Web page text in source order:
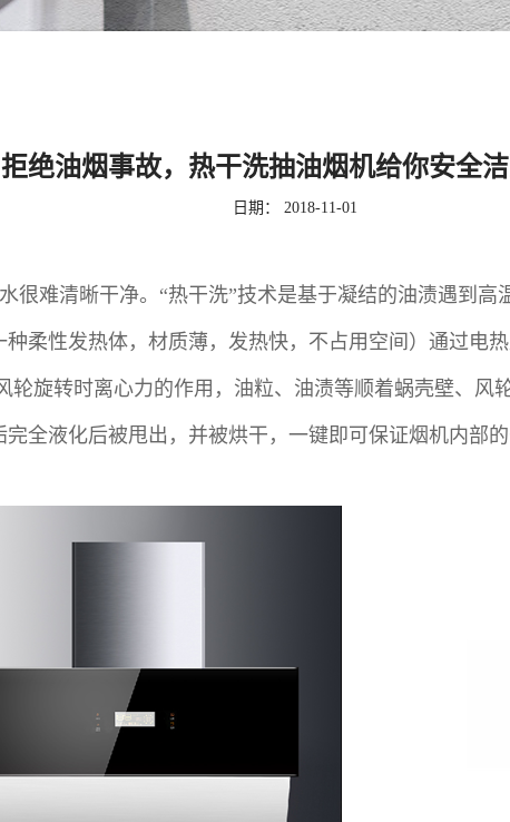
拒绝油烟事故，热干洗抽油烟机给你安全
日期： 2018-11-01
很难清晰干净。“热干洗”技术是基于凝结的油渍遇到
柔性发热体，材质薄，发热快，不占用空间）通过电
轮旋转时离心力的作用，油粒、油渍等顺着蜗壳壁、
全液化后被甩出，并被烘干，一键即可保证烟机内部